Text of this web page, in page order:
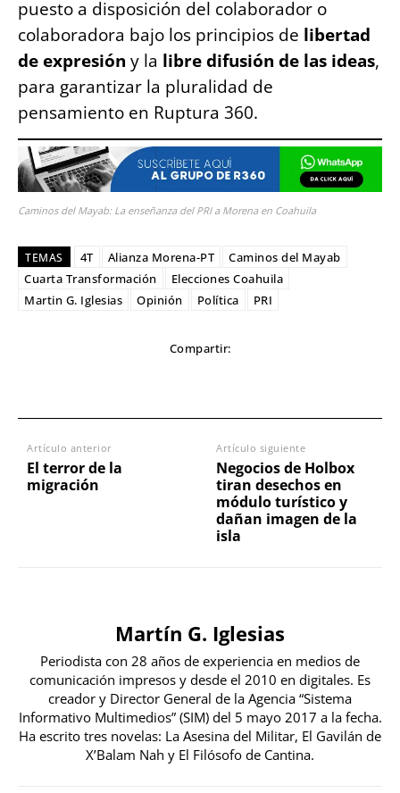
puesto a disposición del colaborador o
colaboradora bajo los principios de libertad
de expresión y la libre difusión de las ideas,
para garantizar la pluralidad de
pensamiento en Ruptura 360.
Caminos del Mayab: La enseñanza del PRI a Morena en Coahuila
TEMAS 4T Alianza Morena-PT
Caminos del Mayab
Cuarta Transformación
Elecciones Coahuila
Martin G. Iglesias
Opinión Política PRI
Compartir:
Artículo anterior
El terror de la
migración
Artículo siguiente
Negocios de Holbox
tiran desechos en
módulo turístico y
dañan imagen de la
isla
Martín G. Iglesias
Periodista con 28 años de experiencia en medios de
comunicación impresos y desde el 2010 en digitales. Es
creador y Director General de la Agencia “Sistema
Informativo Multimedios” (SIM) del 5 mayo 2017 a la fecha.
Ha escrito tres novelas: La Asesina del Militar, El Gavilán de
X’Balam Nah y El Filósofo de Cantina.